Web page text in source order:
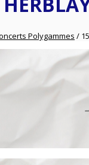
Polygammes /